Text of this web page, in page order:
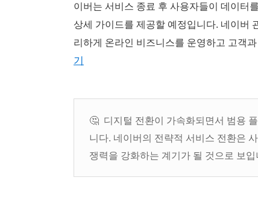
이버는 서비스 종료 후 사용자들이 데이터
상세 가이드를 제공할 예정입니다. 네이버
리하게 온라인 비즈니스를 운영하고 고객
기
🤔 디지털 전환이 가속화되면서 범용
니다. 네이버의 전략적 서비스 전환은
쟁력을 강화하는 계기가 될 것으로 보입